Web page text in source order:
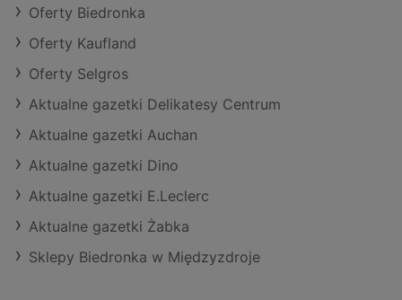
Oferty Biedronka
Oferty Kaufland
Oferty Selgros
Aktualne gazetki Delikatesy Centrum
Aktualne gazetki Auchan
Aktualne gazetki Dino
Aktualne gazetki E.Leclerc
Aktualne gazetki Żabka
Sklepy Biedronka w Międzyzdroje